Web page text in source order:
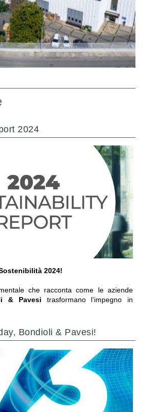
2024
2024!
che racconta come le aziende
& Pavesi trasformano l’impegno in
IR PARA A SECÇÃO
Bondioli & Pavesi!